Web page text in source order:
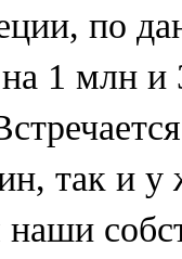
по
1 млн
так и